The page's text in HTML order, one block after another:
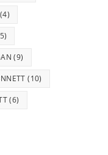
(4)
(9)
(10)
(6)